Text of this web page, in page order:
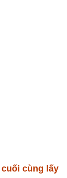
cuối cùng lấy